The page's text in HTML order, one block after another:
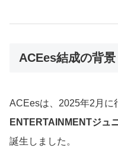
ACEes結成の背
ACEesは、2025年2月に
ENTERTAINMENTジュ
誕生しました。